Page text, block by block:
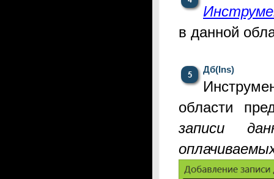
в данной
Дб(Ins)
области
записи